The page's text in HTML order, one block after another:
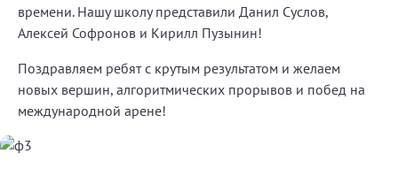
времени. Нашу школу представили Данил Суслов,
Алексей Софронов и Кирилл Пузынин!
Поздравляем ребят с крутым результатом и желаем
новых вершин, алгоритмических прорывов и побед на
международной арене!